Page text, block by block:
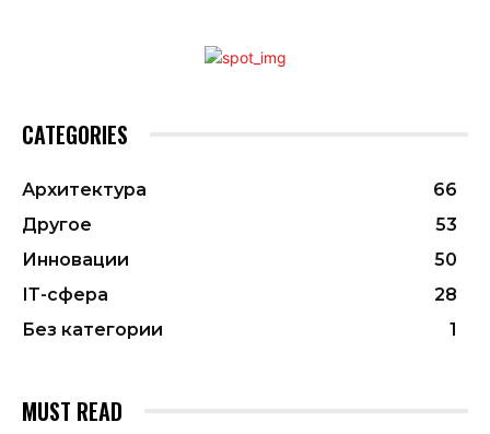
CATEGORIES
Архитектура
66
Другое
53
Инновации
50
ІТ-сфера
28
Без категории
1
MUST READ